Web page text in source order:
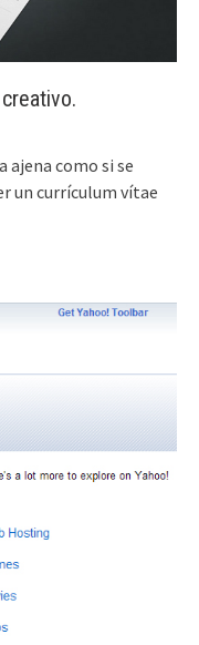
ajena como si se
un currículum vítae